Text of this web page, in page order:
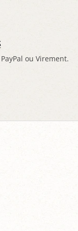
ou Virement.